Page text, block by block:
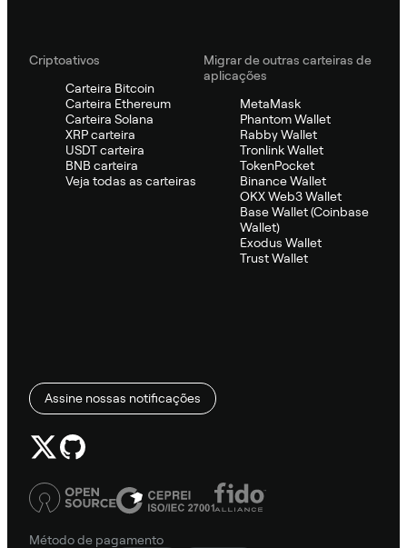
Criptoativos
Carteira Bitcoin
Carteira Ethereum
Carteira Solana
XRP carteira
USDT carteira
BNB carteira
Veja todas as carteiras
Migrar de outras carteiras de
aplicações
MetaMask
Phantom Wallet
Rabby Wallet
Tronlink Wallet
TokenPocket
Binance Wallet
OKX Web3 Wallet
Base Wallet (Coinbase
Wallet)
Exodus Wallet
Trust Wallet
Assine nossas notificações
Método de pagamento